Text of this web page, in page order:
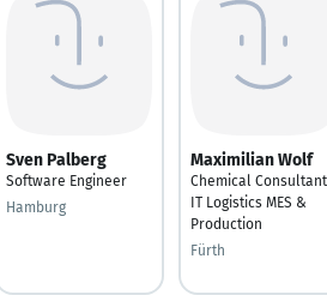
Sven Palberg
Software Engineer
Hamburg
Maximilian Wolf
Chemical Consultant
IT Logistics MES &
Production
Fürth